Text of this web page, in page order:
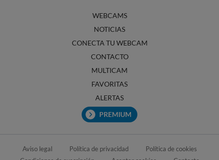
WEBCAMS
NOTICIAS
CONECTA TU WEBCAM
CONTACTO
MULTICAM
FAVORITAS
ALERTAS
PREMIUM
Aviso legal Política de privacidad
Política de cookies